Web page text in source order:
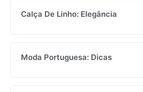
Calça De Linho: Elegância
Moda Portuguesa: Dicas